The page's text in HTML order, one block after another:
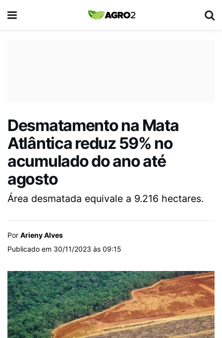
Desmatamento na Mata
Atlântica reduz 59% no
acumulado do ano até
agosto
Área desmatada equivale a 9.216 hectares.
Por Arieny Alves
Publicado em 30/11/2023 às 09:15